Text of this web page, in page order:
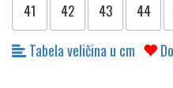
41 42 43 44
Tabela veličina u cm